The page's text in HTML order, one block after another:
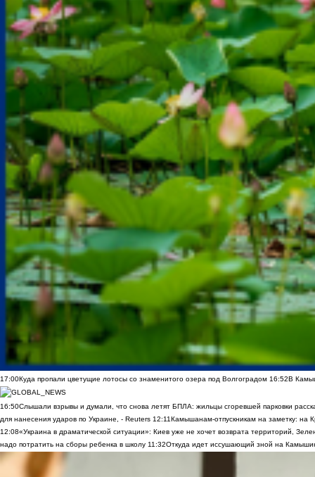
17:00Куда пропали цветущие лотосы со знаменитого озера под Волгоградом 16:52В
16:50Слышали взрывы и думали, что снова летят БПЛА: жильцы сгоревшей парковки
для нанесения ударов по Украине, - Reuters 12:11Камышанам-отпускникам на заметку: на
12:08«Украина в драматической ситуации»: Киев уже не хочет возврата территорий,
надо потратить на сборы ребенка в школу 11:32Откуда идет иссушающий зной на